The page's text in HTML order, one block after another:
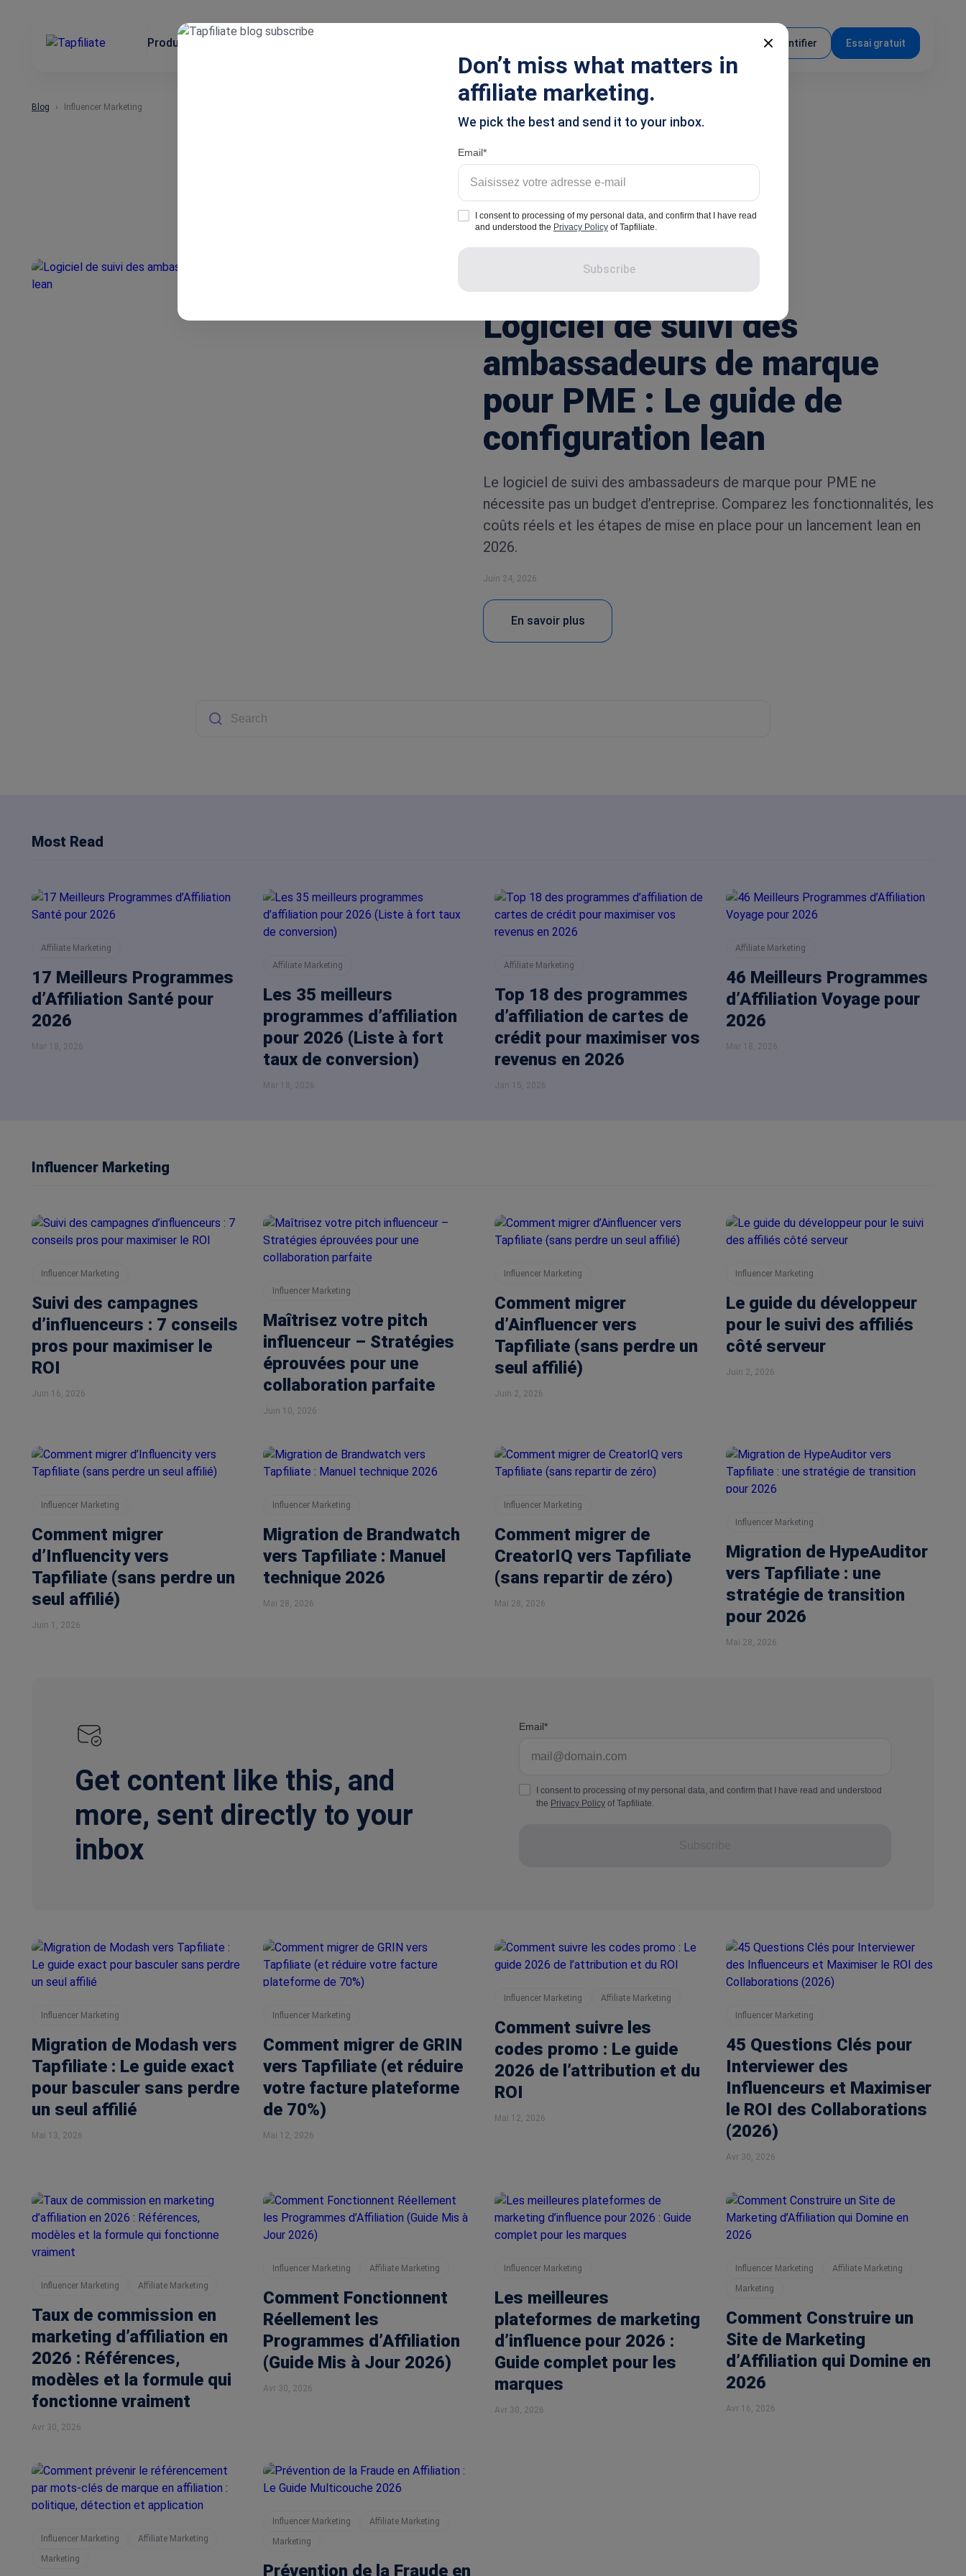
Produit S'identifier Essai gratuit
Blog Influencer Marketing
Tapfiliate Blog
Logiciel de suivi des
ambassadeurs de marque
pour PME : Le guide de
configuration lean
Le logiciel de suivi des ambassadeurs de marque pour PME ne
nécessite pas un budget d’entreprise. Comparez les fonctionnalités, les
coûts réels et les étapes de mise en place pour un lancement lean en
2026.
Juin 24, 2026
En savoir plus
Most Read
Affiliate Marketing
17 Meilleurs Programmes
d’Affiliation Santé pour
2026
Mar 18, 2026
Affiliate Marketing
Les 35 meilleurs
programmes d’affiliation
pour 2026 (Liste à fort
taux de conversion)
Mar 18, 2026
Affiliate Marketing
Top 18 des programmes
d’affiliation de cartes de
crédit pour maximiser vos
revenus en 2026
Jan 15, 2026
Affiliate Marketing
46 Meilleurs Programmes
d’Affiliation Voyage pour
2026
Mar 18, 2026
Influencer Marketing
Influencer Marketing
Suivi des campagnes
d’influenceurs : 7 conseils
pros pour maximiser le
ROI
Juin 16, 2026
Influencer Marketing
Maîtrisez votre pitch
influenceur – Stratégies
éprouvées pour une
collaboration parfaite
Juin 10, 2026
Influencer Marketing
Comment migrer
d’Ainfluencer vers
Tapfiliate (sans perdre un
seul affilié)
Juin 2, 2026
Influencer Marketing
Le guide du développeur
pour le suivi des affiliés
côté serveur
Juin 2, 2026
Influencer Marketing
Comment migrer
d’Influencity vers
Tapfiliate (sans perdre un
seul affilié)
Juin 1, 2026
Influencer Marketing
Migration de Brandwatch
vers Tapfiliate : Manuel
technique 2026
Mai 28, 2026
Influencer Marketing
Comment migrer de
CreatorIQ vers Tapfiliate
(sans repartir de zéro)
Mai 28, 2026
Influencer Marketing
Migration de HypeAuditor
vers Tapfiliate : une
stratégie de transition
pour 2026
Mai 28, 2026
Get content like this, and
more, sent directly to your
inbox
Email
I consent to processing of my personal data, and confirm that I have read and understood
the Privacy Policy of Tapfiliate.
Influencer Marketing
Migration de Modash vers
Tapfiliate : Le guide exact
pour basculer sans perdre
un seul affilié
Mai 13, 2026
Influencer Marketing
Comment migrer de GRIN
vers Tapfiliate (et réduire
votre facture plateforme
de 70%)
Mai 12, 2026
Influencer Marketing Affiliate Marketing
Comment suivre les
codes promo : Le guide
2026 de l’attribution et du
ROI
Mai 12, 2026
Influencer Marketing
45 Questions Clés pour
Interviewer des
Influenceurs et Maximiser
le ROI des Collaborations
(2026)
Avr 30, 2026
Influencer Marketing Affiliate Marketing
Taux de commission en
marketing d’affiliation en
2026 : Références,
modèles et la formule qui
fonctionne vraiment
Avr 30, 2026
Influencer Marketing Affiliate Marketing
Comment Fonctionnent
Réellement les
Programmes d’Affiliation
(Guide Mis à Jour 2026)
Avr 30, 2026
Influencer Marketing
Les meilleures
plateformes de marketing
d’influence pour 2026 :
Guide complet pour les
marques
Avr 30, 2026
Influencer Marketing
Affiliate Marketing
Marketing
Comment Construire un
Site de Marketing
d’Affiliation qui Domine en
2026
Avr 16, 2026
Influencer Marketing
Affiliate Marketing
Marketing
Influencer Marketing
Affiliate Marketing
Marketing
Prévention de la Fraude en
Don’t miss what matters in
affiliate marketing.
We pick the best and send it to your inbox.
Email
I consent to processing of my personal data, and confirm that I have read
and understood the Privacy Policy of Tapfiliate.
Subscribe